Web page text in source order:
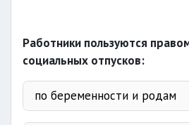
Работники пользуются
социальных отпусков:
по беременности и родам